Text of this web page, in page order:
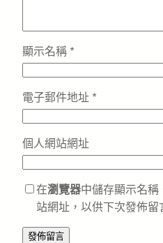
顯示名稱 *
電子郵件地址 *
個人網站網址
在瀏覽器中儲存顯示名稱
站網址，以供下次發佈留